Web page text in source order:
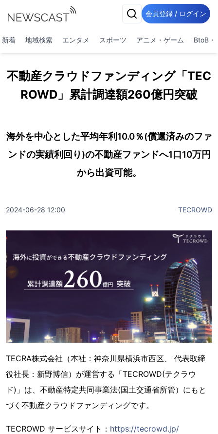
会員登録 / ログイン
新着 地域検索 エンタメ スポーツ アニメ・ゲーム BtoB・
不動産クラウドファンディング「TEC
ROWD」累計調達額260億円突破
海外を中心とした平均年利10.0％(償還済みのファ
ンドの実績利回り)の不動産ファンドへ1口10万円
から出資可能。
2024-06-28 12:00 TECROWD
TECRA株式会社（本社：神奈川県横浜市西区、 代表取締
役社長：新野博信）が運営する「TECROWD(テクラウ
ド)」は、不動産特定共同事業法(国土交通省所管）にもと
づく不動産クラウドファンディングです。
TECROWD サービスサイト： https://tecrowd.jp/